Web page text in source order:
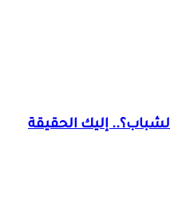
إليك الحقيقة